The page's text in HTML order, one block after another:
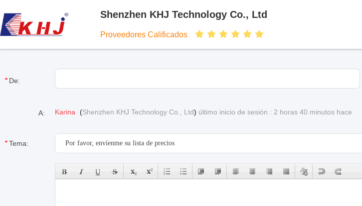
Shenzhen KHJ Technology Co., Ltd
Proveedores Calificados
De:
A: Karina (Shenzhen KHJ Technology Co., Ltd) último inicio de sesión : 2 horas 40 minutos hace
Tema: